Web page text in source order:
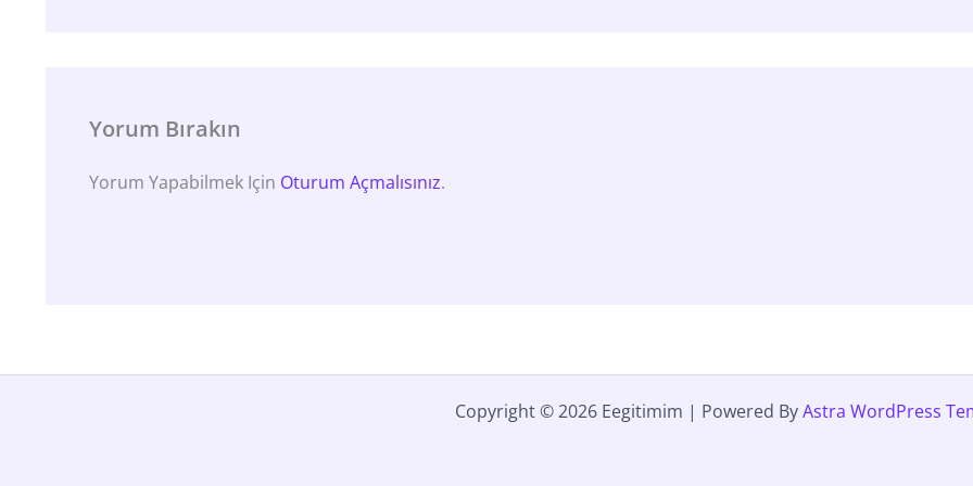
Yorum Bırakın
Yorum Yapabilmek Için Oturum Açmalısınız.
Copyright © 2026 Eegitimim | Powered ByAstra WordPress